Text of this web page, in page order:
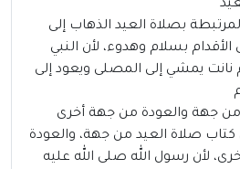
بصلاة العيد الذهاب إلى
بسلام وهدوء، لأن النبي
يمشي إلى المصلى ويعود إلى
من جهة والعودة من جهة أخرى
صلاة العيد من جهة، والعودة
لأن رسول الله صلى الله عليه